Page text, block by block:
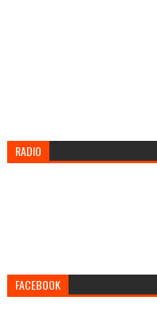
RADIO
FACEBOOK